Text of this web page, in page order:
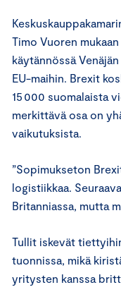
Timo Vuoren
käytännössä
EU-maihin. Brexit
15 000 suomalaista
merkittävä osa on
vaikutuksista.
”Sopimukseton
logistiikkaa.
Britanniassa, mutta
Tullit iskevät
tuonnissa, mikä
yritysten kanssa